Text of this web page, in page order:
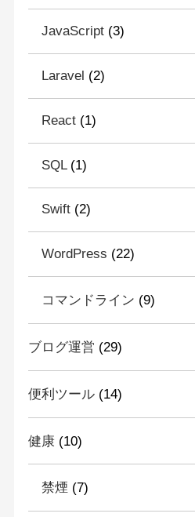
JavaScript(3)
Laravel (2)
React(1)
SQL(1)
Swift(2)
WordPress (22)
コマンドライン (9)
ブログ運営 (29)
便利ツール(14)
健康(10)
禁煙 (7)